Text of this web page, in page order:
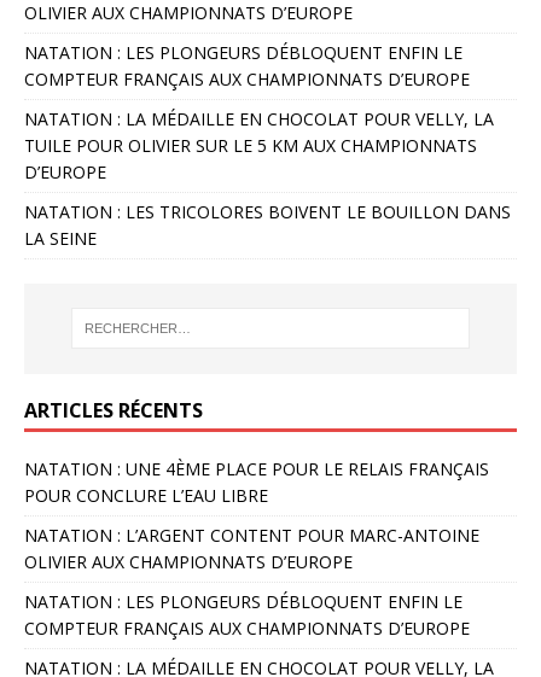
OLIVIER AUX CHAMPIONNATS D’EUROPE
NATATION : LES PLONGEURS DÉBLOQUENT ENFIN LE
COMPTEUR FRANÇAIS AUX CHAMPIONNATS D’EUROPE
NATATION : LA MÉDAILLE EN CHOCOLAT POUR VELLY, LA
TUILE POUR OLIVIER SUR LE 5 KM AUX CHAMPIONNATS
D’EUROPE
NATATION : LES TRICOLORES BOIVENT LE BOUILLON DANS
LA SEINE
ARTICLES RÉCENTS
NATATION : UNE 4ÈME PLACE POUR LE RELAIS FRANÇAIS
POUR CONCLURE L’EAU LIBRE
NATATION : L’ARGENT CONTENT POUR MARC-ANTOINE
OLIVIER AUX CHAMPIONNATS D’EUROPE
NATATION : LES PLONGEURS DÉBLOQUENT ENFIN LE
COMPTEUR FRANÇAIS AUX CHAMPIONNATS D’EUROPE
NATATION : LA MÉDAILLE EN CHOCOLAT POUR VELLY, LA